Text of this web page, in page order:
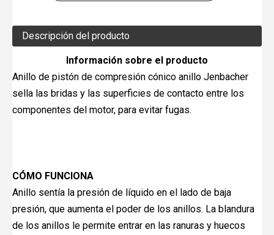
Descripción del producto
Información sobre el producto
Anillo de pistón de compresión cónico anillo Jenbacher
sella las bridas y las superficies de contacto entre los
componentes del motor, para evitar fugas.
CÓMO FUNCIONA
Anillo sentía la presión de líquido en el lado de baja
presión, que aumenta el poder de los anillos. La blandura
de los anillos le permite entrar en las ranuras y huecos